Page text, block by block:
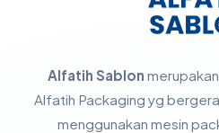
Alfatih Sablon
Alfatih Packaging yg
menggunakan mesin